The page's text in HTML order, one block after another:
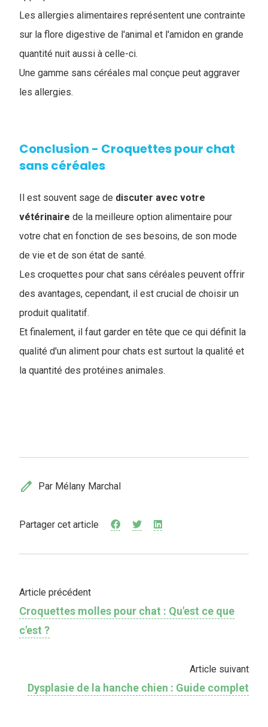
Les allergies alimentaires représentent une contrainte
sur la flore digestive de l'animal et l'amidon en grande
quantité nuit aussi à celle-ci.
Une gamme sans céréales mal conçue peut aggraver
les allergies.
Conclusion - Croquettes pour chat
sans céréales
Il est souvent sage de discuter avec votre
vétérinaire de la meilleure option alimentaire pour
votre chat en fonction de ses besoins, de son mode
de vie et de son état de santé.
Les croquettes pour chat sans céréales peuvent offrir
des avantages, cependant, il est crucial de choisir un
produit qualitatif.
Et finalement, il faut garder en tête que ce qui définit la
qualité d'un aliment pour chats est surtout la qualité et
la quantité des protéines animales.
edit Par Mélany Marchal
Partager cet article
Article précédent
Croquettes molles pour chat : Qu'est ce que
c'est ?
Article suivant
Dysplasie de la hanche chien : Guide complet